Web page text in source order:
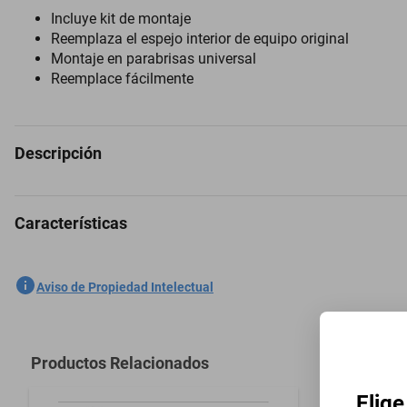
Incluye kit de montaje
Reemplaza el espejo interior de equipo original
Montaje en parabrisas universal
Reemplace fácilmente
Descripción
Espejo Retrovisor para Pontiac Fire 1993 a 1997
Características
SKU
PILOT
Modelo
Aviso de Propiedad Intelectual
Productos Relacionados